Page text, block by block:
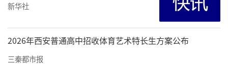
新华社
2026年西安普通高中招收体育艺术特长生方案公布
三秦都市报